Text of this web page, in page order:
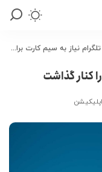
تلگرام نیاز به سیم کارت برای کاربران را کنار گذاشت
کنار گذاشت